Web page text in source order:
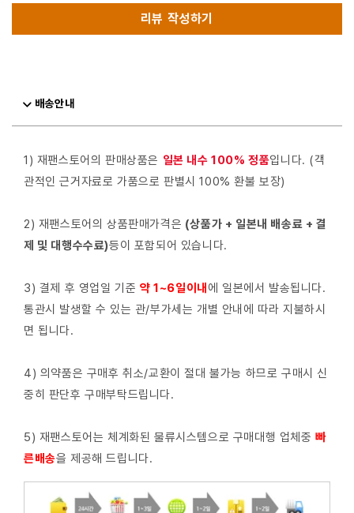
리뷰 작성하기
배송안내
1) 재팬스토어의 판매상품은 일본 내수 100% 정품입니다. (객
관적인 근거자료로 가품으로 판별시 100% 환불 보장)
2) 재팬스토어의 상품판매가격은 (상품가 + 일본내 배송료 + 결
제 및 대행수수료)등이 포함되어 있습니다.
3) 결제 후 영업일 기준 약 1~6일이내 에 일본에서 발송됩니다.
통관시 발생할 수 있는 관/부가세는 개별 안내에 따라 지불하시
면 됩니다.
4) 의약품은 구매후 취소/교환이 절대 불가능 하므로 구매시 신
중히 판단후 구매부탁드립니다.
5) 재팬스토어는 체계화된 물류시스템으로 구매대행 업체중빠
른배송을 제공해 드립니다.